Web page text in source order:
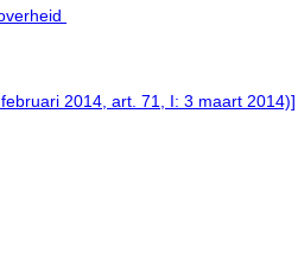
2014, art. 71, I: 3 maart 2014)]